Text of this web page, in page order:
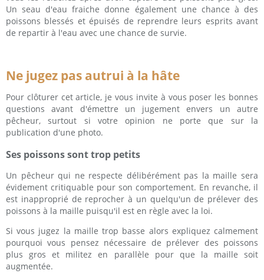
Un seau d'eau fraiche donne également une chance à des
poissons blessés et épuisés de reprendre leurs esprits avant
de repartir à l'eau avec une chance de survie.
Ne jugez pas autrui à la hâte
Pour clôturer cet article, je vous invite à vous poser les bonnes
questions avant d'émettre un jugement envers un autre
pêcheur, surtout si votre opinion ne porte que sur la
publication d'une photo.
Ses poissons sont trop petits
Un pêcheur qui ne respecte délibérément pas la maille sera
évidement critiquable pour son comportement. En revanche, il
est inapproprié de reprocher à un quelqu'un de prélever des
poissons à la maille puisqu'il est en règle avec la loi.
Si vous jugez la maille trop basse alors expliquez calmement
pourquoi vous pensez nécessaire de prélever des poissons
plus gros et militez en parallèle pour que la maille soit
augmentée.